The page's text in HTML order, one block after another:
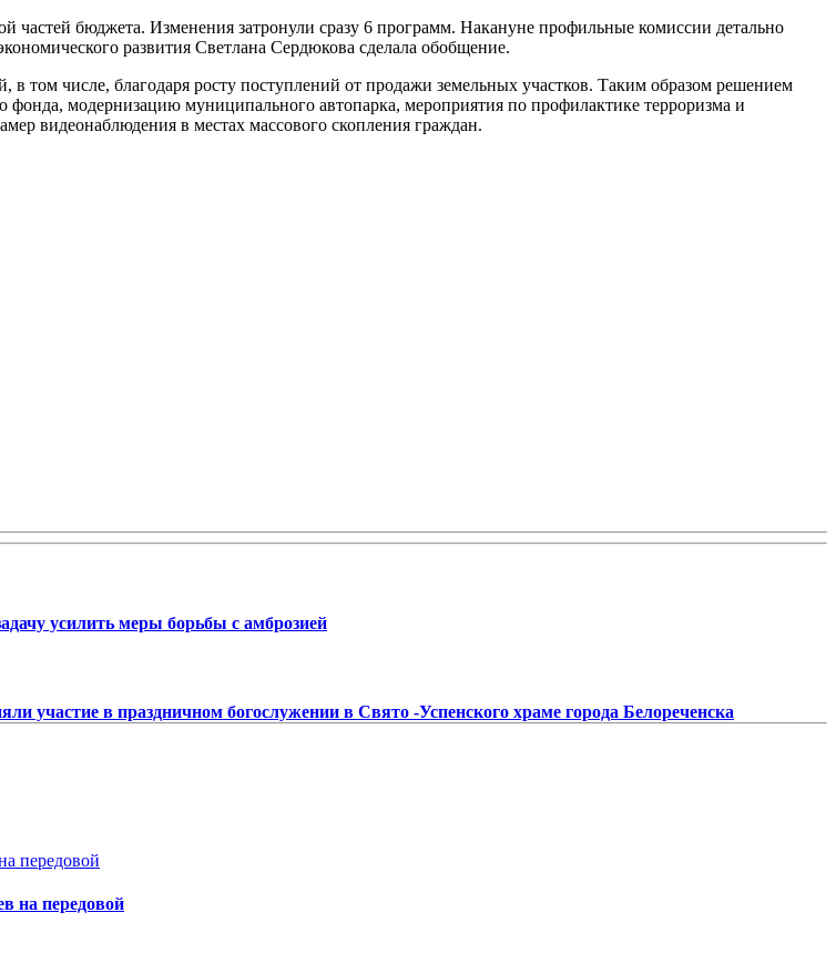
частей бюджета. Изменения затронули сразу 6 программ. Накануне профильные комиссии детально
развития Светлана Сердюкова сделала обобщение.
том числе, благодаря росту поступлений от продажи земельных участков. Таким образом решением
фонда, модернизацию муниципального автопарка, мероприятия по профилактике терроризма и
видеонаблюдения в местах массового скопления граждан.
усилить меры борьбы с амброзией
участие в праздничном богослужении в Свято -Успенского храме города Белореченска
на передовой